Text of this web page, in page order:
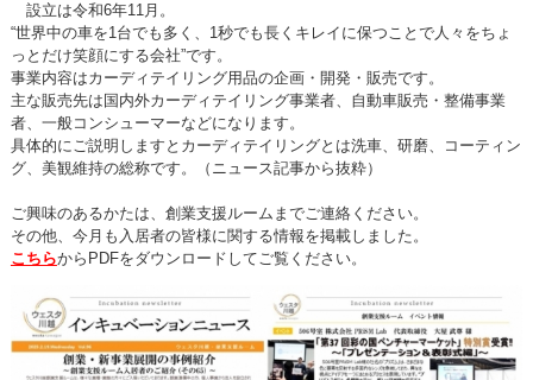
設立は令和6年11月。
“世界中の車を1台でも多く、 1秒でも長くキレイに保つことで人々をちょ
っとだけ笑顔にする会社”です。
事業内容はカーディテイリング用品の企画・開発・販売です。
主な販売先は国内外カーディテイリング事業者、自動車販売・整備事業
者、一般コンシューマーなどになります。
具体的にご説明しますとカーディテイリングとは洗車、研磨、コーティン
グ、美観維持の総称です。（ニュース記事から抜粋）
ご興味のあるかたは、創業支援ルームまでご連絡ください。
その他、今月も入居者の皆様に関する情報を掲載しました。
こちらから PDFをダウンロードしてご覧ください。